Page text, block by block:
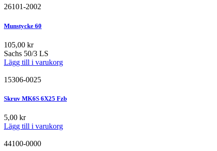
26101-2002
Munstycke 60
105,00 kr
Sachs 50/3 LS
Lägg till i varukorg
15306-0025
Skruv MK6S 6X25 Fzb
5,00 kr
Lägg till i varukorg
44100-0000